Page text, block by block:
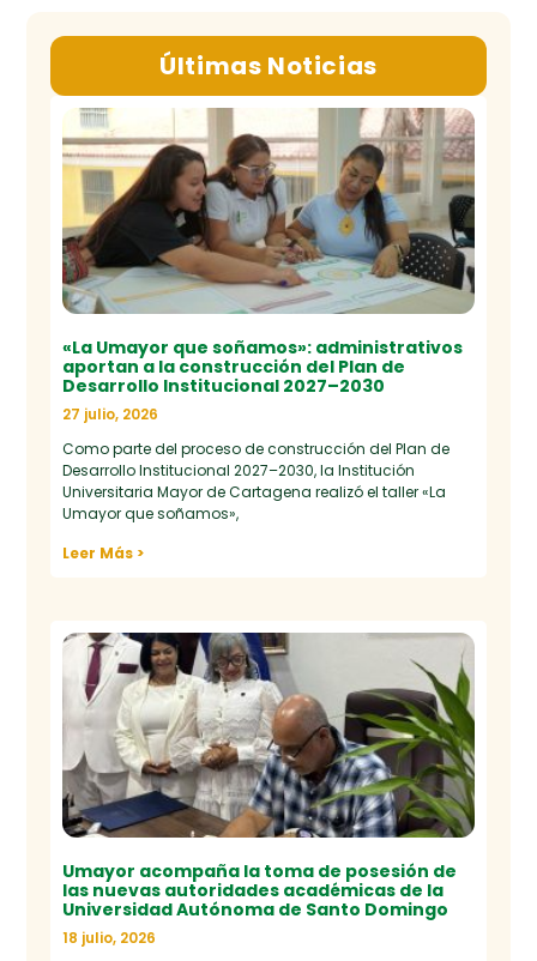
Últimas Noticias
«La Umayor que soñamos»: administrativos
aportan a la construcción del Plan de
Desarrollo Institucional 2027–2030
27 julio, 2026
Como parte del proceso de construcción del Plan de
Desarrollo Institucional 2027–2030, la Institución
Universitaria Mayor de Cartagena realizó el taller «La
Umayor que soñamos»,
Leer Más >
Umayor acompaña la toma de posesión de
las nuevas autoridades académicas de la
Universidad Autónoma de Santo Domingo
18 julio, 2026